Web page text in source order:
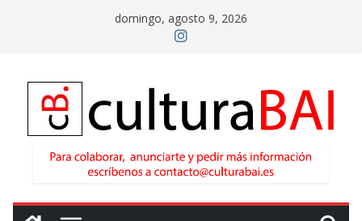
domingo, agosto 9, 2026